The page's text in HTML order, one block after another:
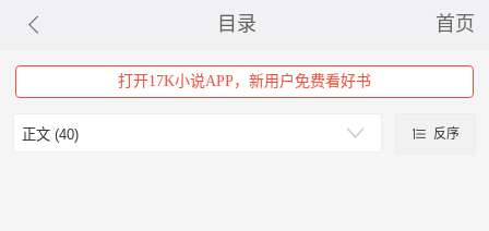
目录 首页
打开17K小说APP，新用户免费看好书
反序